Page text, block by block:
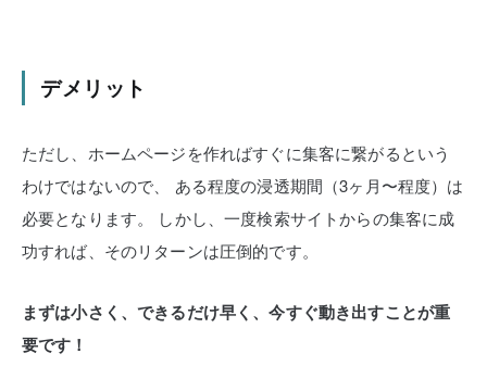
デメリット
ただし、ホームページを作ればすぐに集客に繋がるという
わけではないので、
ある程度の浸透期間（3ヶ月〜程度）は
必要となります。
しかし、一度検索サイトからの集客に成
功すれば、そのリターンは圧倒的です。
まずは小さく、できるだけ早く、今すぐ動き出すことが重
要です！